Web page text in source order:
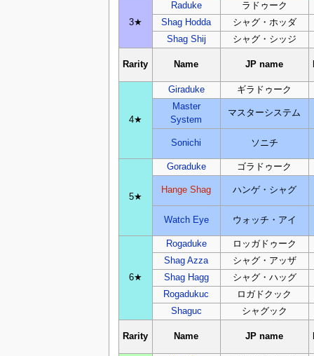
3★
Raduke
ラドゥーク
Shag Hodda
シャグ・ホッダ
Shag Shij
シャグ・シッジ
Rarity Name JP name
4★
Giraduke
ギラドゥーク
Master
System
マスターシステム
Sonichi ソニチ
5★
Goraduke ゴラドゥーク
Hange Shag ハンゲ・シャグ
Watch Eye ウォッチ・アイ
6★
Rogaduke
ロッガドゥーク
Shag Azza
シャグ・アッザ
Shag Hagg
シャグ・ハッグ
Rogadukuc
ロガドクック
Shaguc
シャグック
Rarity Name JP name